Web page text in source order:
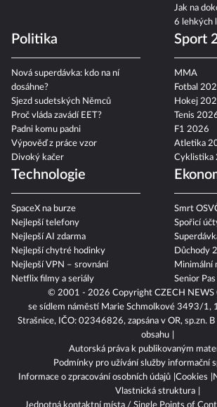
© 2001 - 2026 Copyright CZECH NEWS
se sídlem náměstí Marie Schmolkové 3493/1,
Strašnice, IČO: 02346826, zapsána v OR, sp.zn.
obsahu
Autorská práva k publikovaným
Podmínky pro užívání služby informační
Informace o zpracování osobních údajů Cookies
Vlastnická struktura
Jak na
6 lehkých
Politika
Nová superdávka: kdo na ní
dosáhne?
Sjezd sudetských Němců
Proč vláda zavádí EET?
Padni komu padni
Výpověď z práce vzor
Divoký kačer
Sport
MMA
Fotbal
Hokej
Tenis
F1 2026
Atletika
Cyklistika
Technologie
SpaceX na burze
Nejlepší telefony
Nejlepší AI zdarma
Nejlepší chytré hodinky
Nejlepší VPN – srovnání
Netflix filmy a seriály
Smrt
Spořicí
Důchody
Minimální
Senior